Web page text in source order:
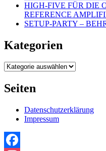
HIGH-FIVE FÜR DIE
REFERENCE
SETUP-PARTY –
Kategorien
Kategorien
Seiten
Datenschutzerklärung
Impressum